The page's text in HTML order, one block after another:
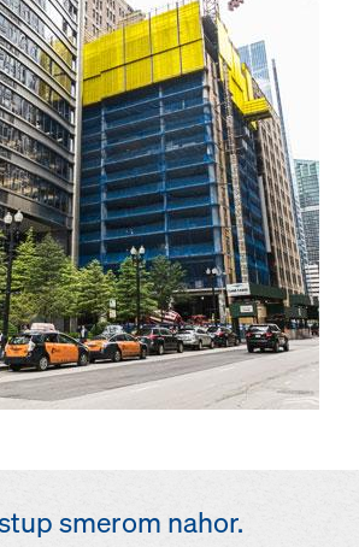
smerom nahor.